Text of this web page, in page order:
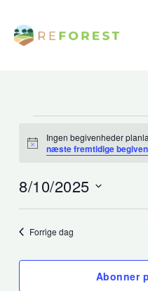
indholdet
for
10,
Opsigelse
Ingen begivenheder
næste fremtidige
8/10/2025
Vælg
dato.Forrige dag
Abonner